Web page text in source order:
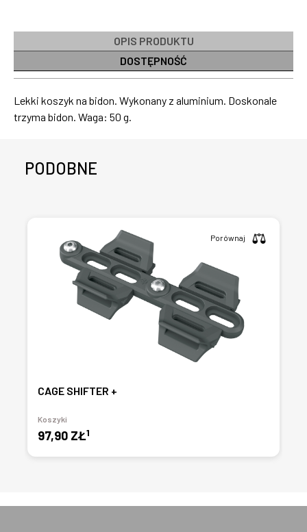
OPIS PRODUKTU
DOSTĘPNOŚĆ
Lekki koszyk na bidon. Wykonany z aluminium. Doskonale
trzyma bidon. Waga: 50 g.
PODOBNE
CAGE SHIFTER +
Koszyki
97,90 ZŁ1
Porównaj